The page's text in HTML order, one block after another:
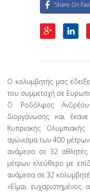
Share On
Ο κολυμβητής μας
του συμμετοχή σε
Ο Ροδόλφος
διοργάνωσης και
Κυπριακής
αγώνισμα των 400
ανάμεσα σε 32
μέτρων ελεύθερο με
ανάμεσα σε 32
«Είμαι